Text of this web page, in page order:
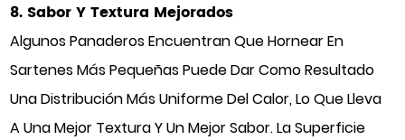
8. Sabor Y Textura Mejorados
Algunos Panaderos Encuentran Que Hornear En
Sartenes Más Pequeñas Puede Dar Como Resultado
Una Distribución Más Uniforme Del Calor, Lo Que Lleva
A Una Mejor Textura Y Un Mejor Sabor. La Superficie